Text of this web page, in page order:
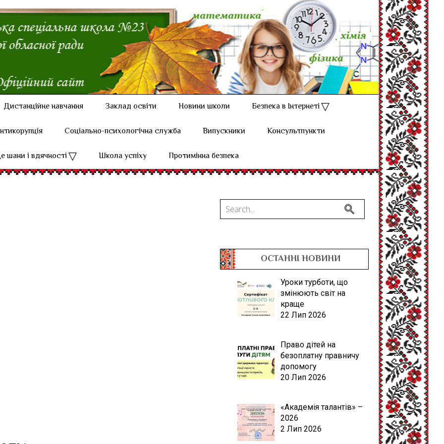
Дистанційне навчання Заклад освіти Новини школи
Безпека в Інтернеті
Соціально-психологічна служба Випускники
Консультпункти
шани і вдячності
Школа успіху Протимінна безпека
ОСТАННІ НОВИНИ
Уроки турботи, що
змінюють світ на
краще
22 Лип 2026
Право дітей на
безоплатну правничу
допомогу
20 Лип 2026
«Академія талантів» –
2026
2 Лип 2026